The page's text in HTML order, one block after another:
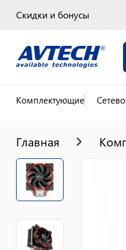
Скидки и бонусы
Комплектующие
Главная